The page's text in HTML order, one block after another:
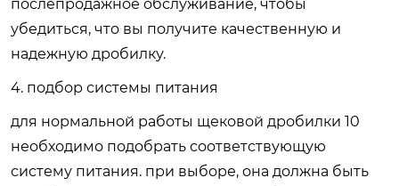
послепродажное обслуживание, чтобы
убедиться, что вы получите качественную и
надежную дробилку.
4. подбор системы питания
для нормальной работы щековой дробилки 10
необходимо подобрать соответствующую
систему питания. при выборе, она должна быть